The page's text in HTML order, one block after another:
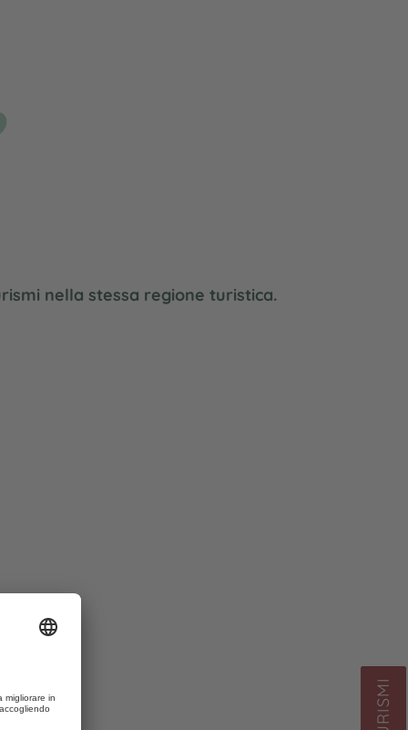
nella stessa regione turistica.